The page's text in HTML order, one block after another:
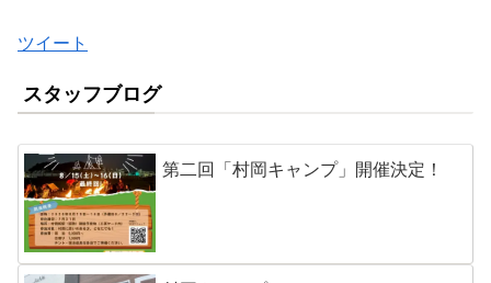
ツイート
スタッフブログ
第二回「村岡キャンプ」開催決定！